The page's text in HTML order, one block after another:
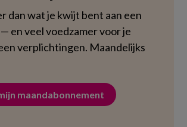
dan wat je kwijt bent aan een
en veel voedzamer voor je
verplichtingen. Maandelijks
maandabonnement